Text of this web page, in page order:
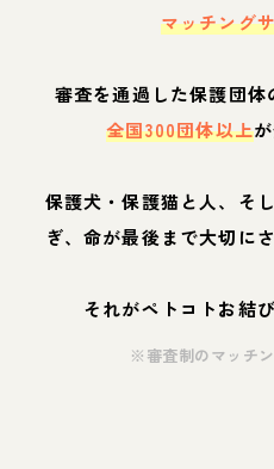
マッチング
審査を通過した保護団体
全国300団体以上
保護犬・保護猫と人、そ
ぎ、命が最後まで大切に
それがペトコトお結
※審査制のマッチ